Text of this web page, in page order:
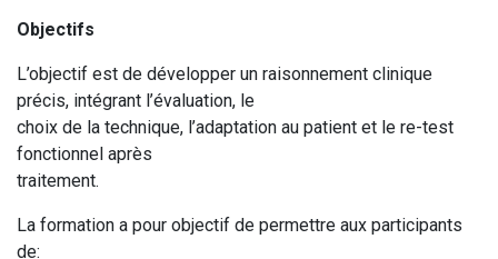
Objectifs
L’objectif est de développer un raisonnement clinique
précis, intégrant l’évaluation, le
choix de la technique, l’adaptation au patient et le re-test
fonctionnel après
traitement.
La formation a pour objectif de permettre aux participants
de: